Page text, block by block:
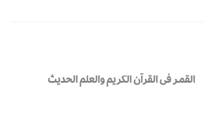
القمـر فى القرآن الكريم والعلم الحديث